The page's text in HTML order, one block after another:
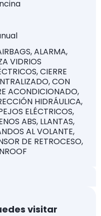
ALARMA,
VIDRIOS
CIERRE
CON
ACONDICIONADO,
HIDRÁULICA,
ELÉCTRICOS,
ABS, LLANTAS,
AL VOLANTE,
DE RETROCESO,
visitar